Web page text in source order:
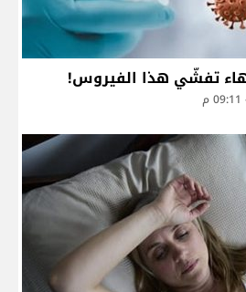
تفشّي هذا الفيروس!